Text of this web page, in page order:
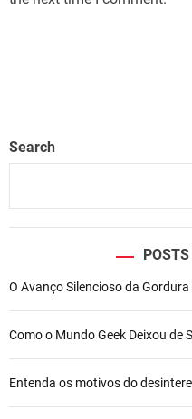
Search
POSTS
O Avanço Silencioso da
Como o Mundo Geek Deixou de
Entenda os motivos do